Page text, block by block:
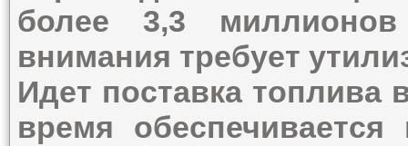
более 3,3
внимания требует
Идет поставка топлива
время